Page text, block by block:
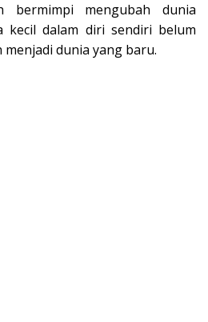
bermimpi mengubah dunia
dalam diri sendiri belum
dunia yang baru.